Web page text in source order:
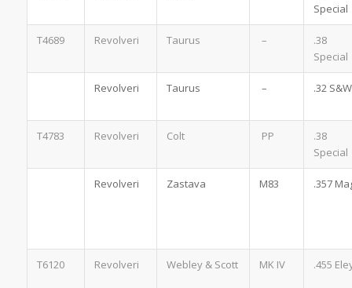
Special
T4689 Revolveri Taurus –
.38
Special
Revolveri Taurus – .32 S&W
T4783 Revolveri Colt PP
.38
Special
Revolveri Zastava M83 .357
T6120 Revolveri Webley & Scott MK IV .455